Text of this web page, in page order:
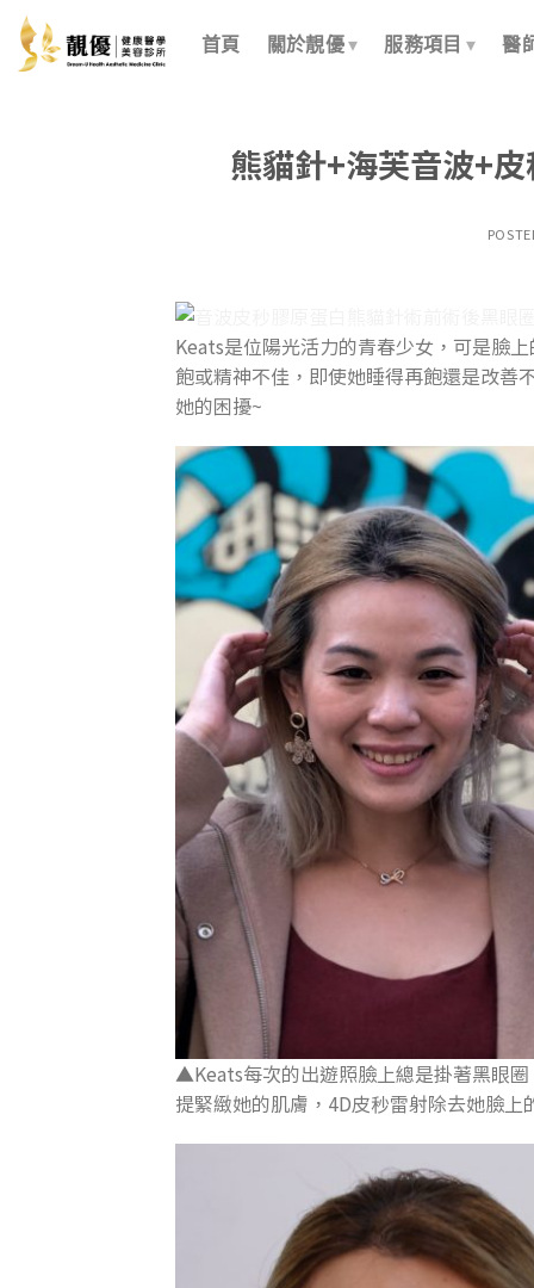
Skip
content
首頁 關於靚優 服務項目 醫
熊貓針+海芙音波+
Keats是位陽光活力的青春少女，可是臉
飽或精神不佳，即使她睡得再飽還是改善
她的困擾~
▲Keats每次的出遊照臉上總是掛著黑眼
提緊緻她的肌膚，4D皮秒雷射除去她臉上